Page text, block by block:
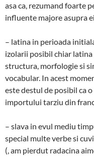
asa ca, rezumand foarte
influente majore asupra
– latina in perioada
izolarii posibil chiar
structura, morfologie si
vocabular. In acest
este destul de posibil ca
importului tarziu din
– slava in evul mediu
special multe verbe si
(, am pierdut radacina